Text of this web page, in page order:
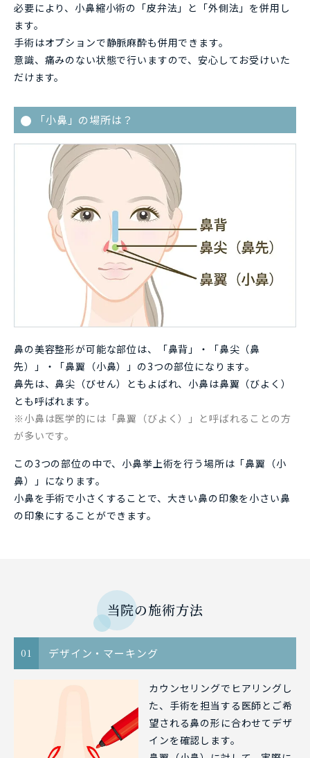
必要により、小鼻縮小術の「皮弁法」と「外側法」を併用し
ます。
手術はオプションで静脈麻酔も併用できます。
意識、痛みのない状態で行いますので、安心してお受けいた
だけます。
「小鼻」の場所は？
鼻の美容整形が可能な部位は、「鼻背」・「鼻尖（鼻
先）」・「鼻翼（小鼻）」の3つの部位になります。
鼻先は、鼻尖（びせん）ともよばれ、小鼻は鼻翼（びよく）
とも呼ばれます。
※小鼻は医学的には「鼻翼（びよく）」と呼ばれることの方
が多いです。
この3つの部位の中で、小鼻挙上術を行う場所は「鼻翼（小
鼻）」になります。
小鼻を手術で小さくすることで、大きい鼻の印象を小さい鼻
の印象にすることができます。
当院の施術方法
01 デザイン・マーキング
カウンセリングでヒアリングし
た、手術を担当する医師とご希
望される鼻の形に合わせてデザ
インを確認します。